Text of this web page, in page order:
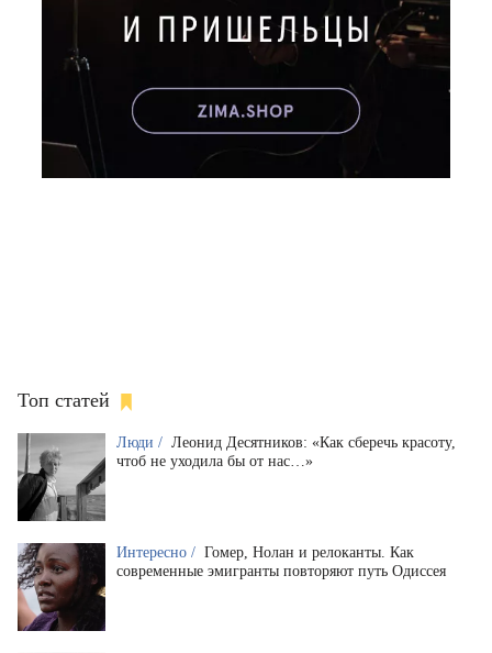
Топ статей
Люди / Леонид Десятников: «Как сберечь красоту,
чтоб не уходила бы от нас…»
Интересно / Гомер, Нолан и релоканты. Как
современные эмигранты повторяют путь Одиссея